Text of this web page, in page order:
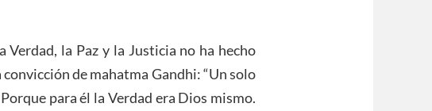
Verdad, la Paz y la Justicia no ha hecho
de mahatma Gandhi: “Un solo
para él la Verdad era Dios mismo.